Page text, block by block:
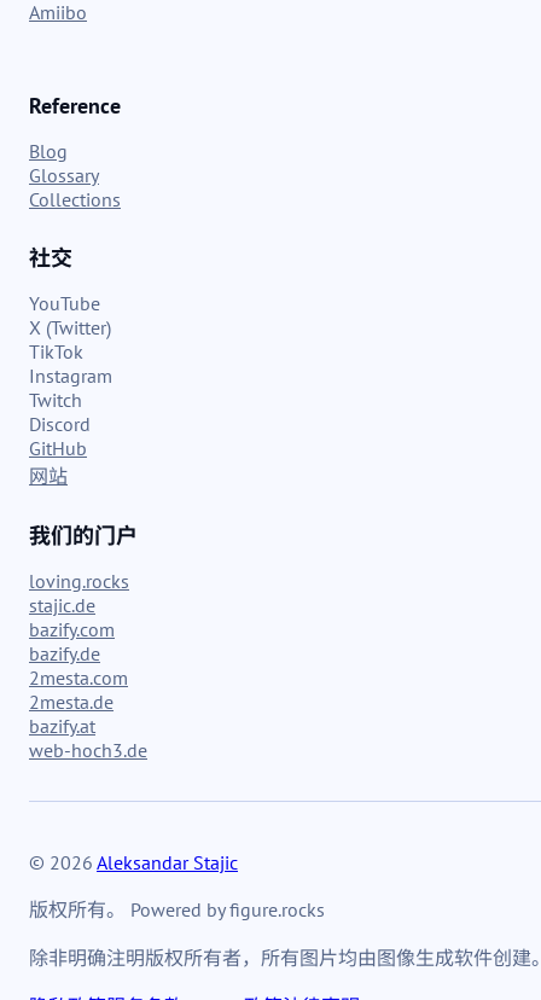
Amiibo
Reference
Blog
Glossary
Collections
社交
YouTube
X (Twitter)
TikTok
Instagram
Twitch
Discord
GitHub
网站
我们的门户
loving.rocks
stajic.de
bazify.com
bazify.de
2mesta.com
2mesta.de
bazify.at
web-hoch3.de
© 2026 Aleksandar Stajic
版权所有。 Powered by figure.rocks
除非明确注明版权所有者，所有图片均由图像生成软件创建